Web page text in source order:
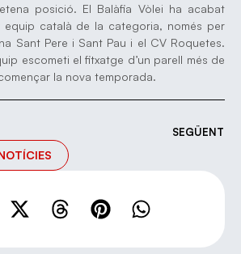
posició. El Balàfia Vòlei ha acabat
equip català de la categoria, només per
Sant Pere i Sant Pau i el CV Roquetes.
escometi el fitxatge d’un parell més de
la nova temporada.
SEGÜENT